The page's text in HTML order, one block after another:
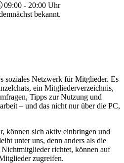
09:00 - 20:00 Uhr
bekannt.
soziales Netzwerk für Mitglieder. Es
ein Mitgliederverzeichnis,
Tipps zur Nutzung und
– und das nicht nur über die PC,
können sich aktiv einbringen und
unter uns, denn anders als die
richtet, können auf
zugreifen.